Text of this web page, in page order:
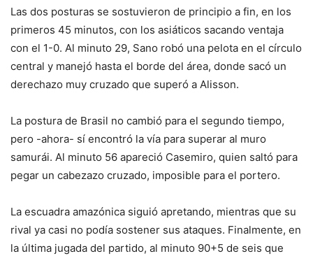
Las dos posturas se sostuvieron de principio a fin, en los
primeros 45 minutos, con los asiáticos sacando ventaja
con el 1-0. Al minuto 29, Sano robó una pelota en el círculo
central y manejó hasta el borde del área, donde sacó un
derechazo muy cruzado que superó a Alisson.
La postura de Brasil no cambió para el segundo tiempo,
pero -ahora- sí encontró la vía para superar al muro
samurái. Al minuto 56 apareció Casemiro, quien saltó para
pegar un cabezazo cruzado, imposible para el portero.
La escuadra amazónica siguió apretando, mientras que su
rival ya casi no podía sostener sus ataques. Finalmente, en
la última jugada del partido, al minuto 90+5 de seis que